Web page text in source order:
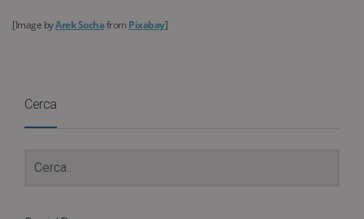
[Image byArek Sochafrom Pixabay]
Cerca